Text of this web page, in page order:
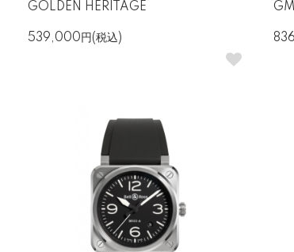
GOLDEN HERITAGE
539,000円(税込)